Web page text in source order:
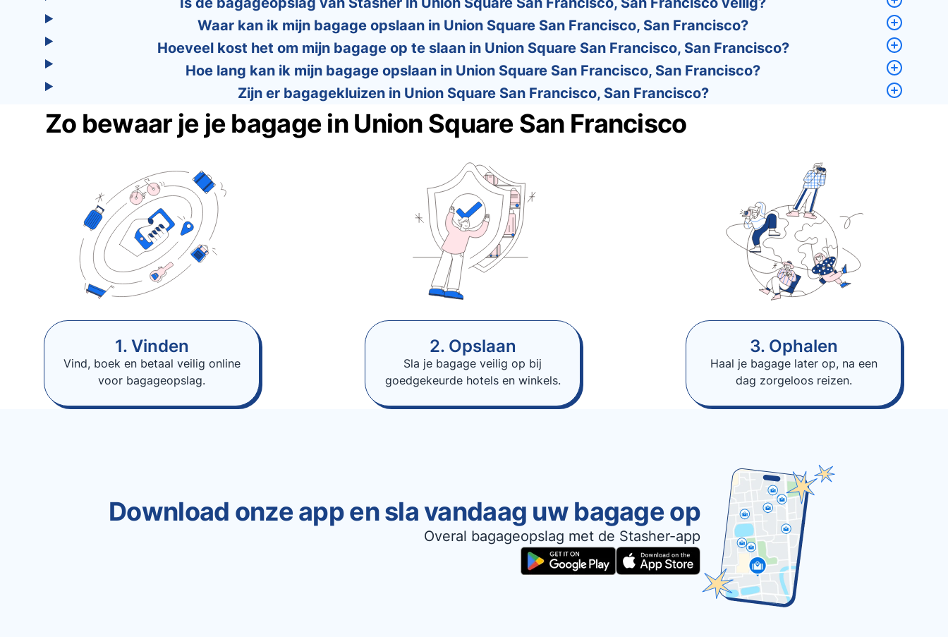
Waar kan ik mijn bagage opslaan in Union Square San Francisco, San Francisco?
Hoeveel kost het om mijn bagage op te slaan in Union Square San Francisco, San Francisco?
Hoe lang kan ik mijn bagage opslaan in Union Square San Francisco, San Francisco?
Zijn er bagagekluizen in Union Square San Francisco, San Francisco?
Zo bewaar je je bagage in Union Square San Francisco
1. Vinden
Vind, boek en betaal veilig online
voor bagageopslag.
2. Opslaan
Sla je bagage veilig op bij
goedgekeurde hotels en winkels.
3. Ophalen
Haal je bagage later op, na een
dag zorgeloos reizen.
Download onze app en sla vandaag uw bagage op
Overal bagageopslag met de Stasher-app